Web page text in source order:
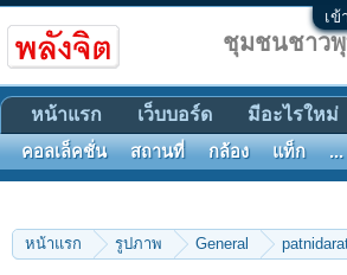
เข้
หน้าแรก รูปภาพ General
ชุมชนชาว
หน้าแรก เว็บบอร์ด มีอะไรใหม่
คอลเล็คชั่น สถานที่ กล้อง แท็ก ...